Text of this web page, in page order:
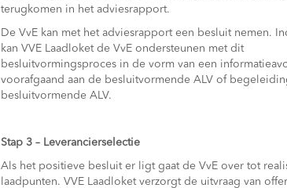
terugkomen in het adviesrapport.
De VvE kan met het adviesrapport een besluit nemen.
kan VVE Laadloket de VvE ondersteunen met dit
besluitvormingsproces in de vorm van een
voorafgaand aan de besluitvormende ALV of
besluitvormende ALV.
Stap 3 – Leverancierselectie
Als het positieve besluit er ligt gaat de VvE over tot
laadpunten. VVE Laadloket verzorgt de uitvraag van